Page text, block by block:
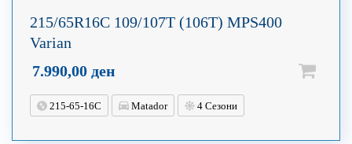
215/65R16C 109/107T (106T) MPS400
Varian
7.990,00 ден
215-65-16C Matador 4 Сезони